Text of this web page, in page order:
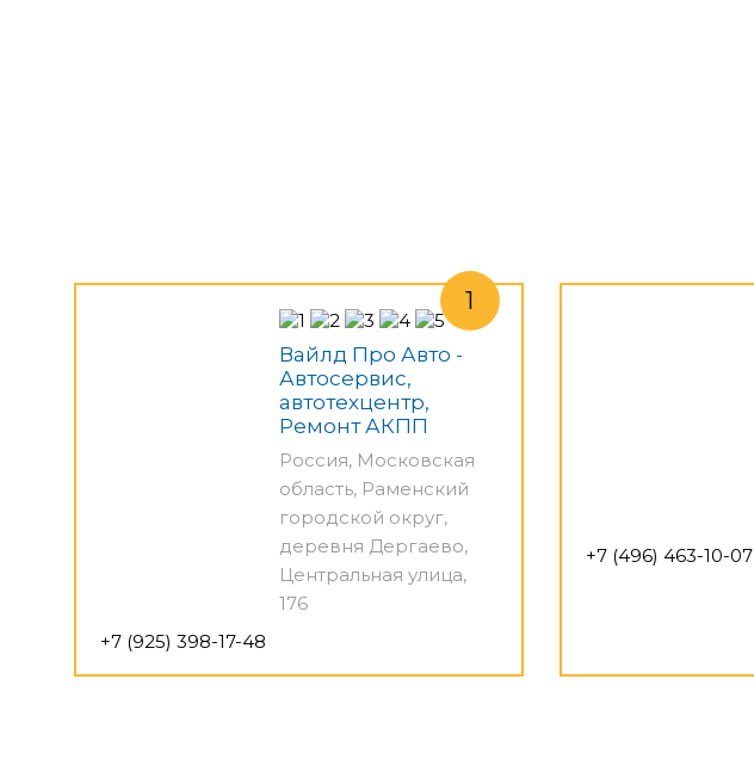
Вайлд Про Авто -
Автосервис,
автотехцентр,
Ремонт АКПП
Россия, Московская
область, Раменский
городской округ,
деревня Дергаево,
Центральная улица,
176
+7 (925) 398-17-48
+7 (496) 463-10-07